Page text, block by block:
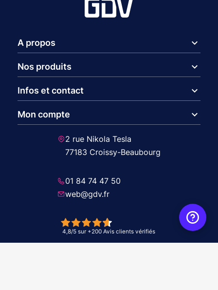
A propos expand_more
Nos produits expand_more
Infos et contact expand_more
Mon compte expand_more
2 rue Nikola Tesla
77183 Croissy-Beaubourg
01 84 74 47 50
web@gdv.fr